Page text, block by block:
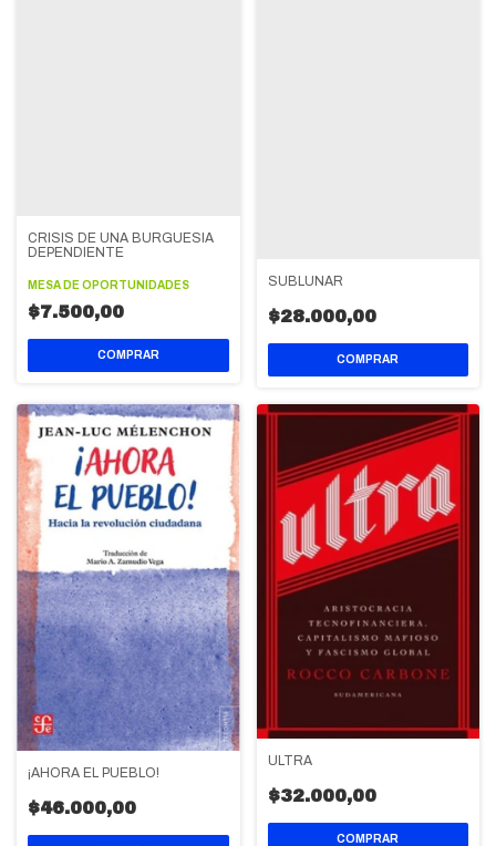
CRISIS DE UNA BURGUESIA
DEPENDIENTE
MESA DE OPORTUNIDADES
$7.500,00
SUBLUNAR
$28.000,00
¡AHORA EL PUEBLO!
$46.000,00
ULTRA
$32.000,00